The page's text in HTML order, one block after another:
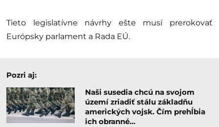
Tieto legislatívne návrhy ešte musí prerokovať
Európsky parlament a Rada EÚ.
Pozri aj:
Naši susedia chcú na svojom
území zriadiť stálu základňu
amerických vojsk. Čím prehĺbia
ich obranné…